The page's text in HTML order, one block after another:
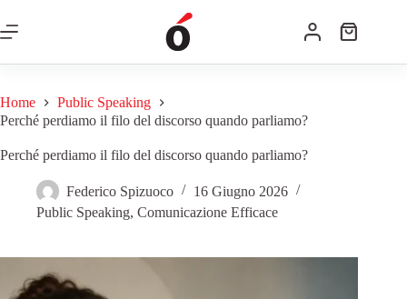
Home
Public Speaking
Perché perdiamo il filo del discorso quando parliamo?
Perché perdiamo il filo del discorso quando parliamo?
Federico Spizuoco
16 Giugno 2026
Public Speaking, Comunicazione Efficace